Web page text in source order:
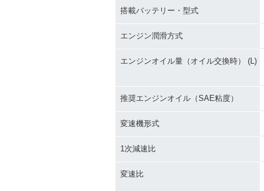
搭載バッテリー・型式
エンジン潤滑方式
エンジンオイル量（オイル交換時） (L)
推奨エンジンオイル（SAE粘度）
変速機形式
1次減速比
変速比